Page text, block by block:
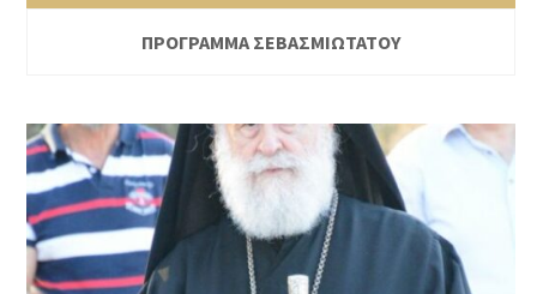
ΠΡΟΓΡΑΜΜΑ ΣΕΒΑΣΜΙΩΤΑΤΟΥ